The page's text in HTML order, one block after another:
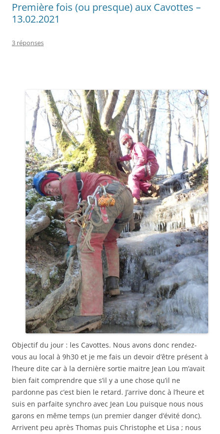
Première fois (ou presque) aux Cavottes –
13.02.2021
3 réponses
Objectif du jour : les Cavottes. Nous avons donc rendez-
vous au local à 9h30 et je me fais un devoir d’être présent à
l’heure dite car à la dernière sortie maitre Jean Lou m’avait
bien fait comprendre que s’il y a une chose qu’il ne
pardonne pas c’est bien le retard. J’arrive donc à l’heure et
suis en parfaite synchro avec Jean Lou puisque nous nous
garons en même temps (un premier danger d’évité donc).
Arrivent peu après Thomas puis Christophe et Lisa ; nous